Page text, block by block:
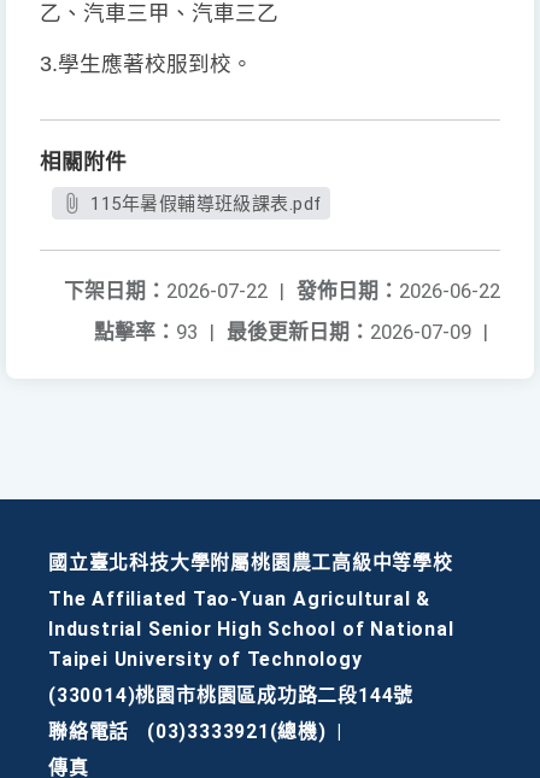
乙、汽車三甲、汽車三乙
3.學生應著校服到校。
相關附件
115年暑假輔導班級課表.pdf
發佈日期： 2026-06-22
下架日期： 2026-07-22 |
最後更新日期： 2026-07-09 |
點擊率： 93 |
國立臺北科技大學附屬桃園農工高級中等學校
The Affiliated Tao-Yuan Agricultural &
Industrial Senior High School of National
Taipei University of Technology
(330014)桃園市桃園區成功路二段144號
聯絡電話
(03)3333921(總機)
傳真